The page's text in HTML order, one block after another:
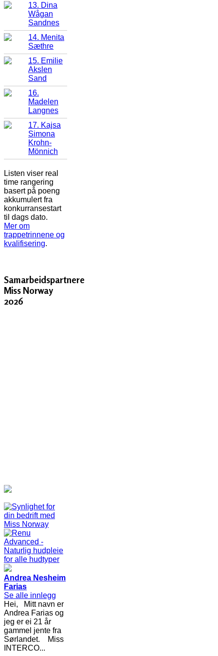
13. Dina
Wågan
Sandnes
14. Menita
Sæthre
15. Emilie
Akslen
Sand
16.
Madelen
Langnes
17. Kajsa
Simona
Krohn-
Mönnich
Listen viser real
time rangering
basert på poeng
akkumulert fra
konkurransestart
til dags dato.
Mer om
trappetrinnene og
kvalifisering.
Samarbeidspartnere
Miss Norway
2026
Andrea Nesheim
Farias
Se alle innlegg
Hei, Mitt navn er
Andrea Farias og
jeg er ei 21 år
gammel jente fra
Sørlandet. Miss
INTERCO...